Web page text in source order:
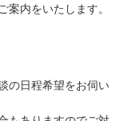
案内をいたします。
の日程希望をお伺い